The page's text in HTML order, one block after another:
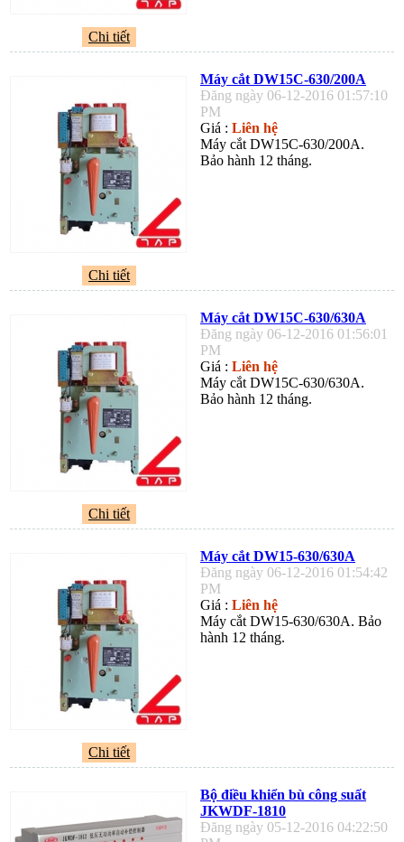
Chi tiết
Máy cắt DW15C-630/200A
Đăng ngày 06-12-2016 01:57:10
PM
Giá : Liên hệ
Máy cắt DW15C-630/200A.
Bảo hành 12 tháng.
Chi tiết
Máy cắt DW15C-630/630A
Đăng ngày 06-12-2016 01:56:01
PM
Giá : Liên hệ
Máy cắt DW15C-630/630A.
Bảo hành 12 tháng.
Chi tiết
Máy cắt DW15-630/630A
Đăng ngày 06-12-2016 01:54:42
PM
Giá : Liên hệ
Máy cắt DW15-630/630A. Bảo
hành 12 tháng.
Chi tiết
Bộ điều khiển bù công suất
JKWDF-1810
Đăng ngày 05-12-2016 04:22:50